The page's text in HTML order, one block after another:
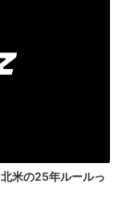
米の25年ルールっ